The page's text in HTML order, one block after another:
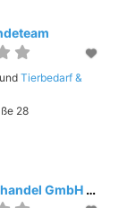
undTierbedarf &
28
Kanne Zoohandel GmbH & Co.KG